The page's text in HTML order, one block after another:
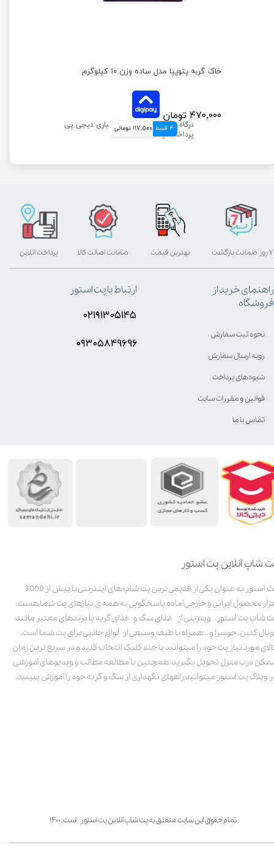
خاک گربه پتوپیا مدل ساده وزن ۱۰ کیلوگرم
۴۷۰,۰۰۰ تومان
4 قسط 117,500 تومانی
شاپ آنلاین پت استور
پت استور به عنوان یکی از قدیمی‌ترین پت شاپ های اینترنتی با بیش از 3000
محصول ایرانی و خارجی آماده پاسخگویی به همه ی نیازهای پت شما هست.
شاپ پت استور، ویترینی از غذای سگ و غذای گربه با برندهای معتبر مانند:
کنین، جوسرا و .. همراه با طیف وسیعی از لوازم جانبی برای پت شما است.
مورد نیاز پت خود را میتوانید با چند کلیک انتخاب کنید و در سریع ترین زمان
درب منزل تحویل بگیرید. همچنین با مطالعه مطالب و ویدیوهای آموزشی
وبلاگ پت استور میتوانید راههای نگهداری از سگ و گربه خود را آموزش ببینید.
تمام حقوق این سایت متعلق به پت شاپ آنلاین پت استور است. ۱۴۰۰
بهترین قیمت پرداخت آنلاین ۷ روز ضمانت بازگشت ضمانت اصالت کالا
راهنمای خرید از
فروشگاه
نحوه ثبت سفارش
رویه ارسال سفارش
شیوه‌های پرداخت
قوانین و مقررات سایت
تماس با ما
ارتباط با پت استور
۰۲۱۹۱۳۰۵۱۴۵
۰۹۳۰۵8۴9696